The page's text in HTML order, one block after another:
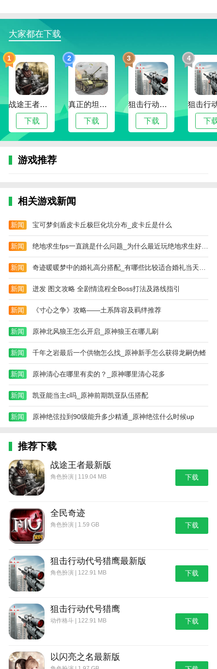
是因为相较于其他“睡眠管理”与“打卡”的工具，我们认
为睡眠是一场充满未知和好奇的旅行，你永远不知道第
2、早睡是用户规律作息培养辅助软件。软件有着
每日早睡辅助，帮助用户告别熬夜的坏习惯，每天规律
睡眠。有需要的用户欢迎下载使用
更新日志
最新版本：v1.6.9 更新时间：2024-08-18
专注支持独立设置永不放弃
专注支持独立设置严格模式
番茄锁机支持独立设置严格模式
番茄锁机支持独立白名单
修复白名单添加bug
修复隐藏图标功能无效问题
大家都在下载
1
战途王者最新版
下载
2
真正的坦克大战
下载
3
狙击行动代号猎鹰最新版
下载
4
下
游戏推荐
相关游戏新闻
新闻 宝可梦剑盾皮卡丘极巨化坑分布_皮卡丘是什么
新闻 绝地求生fps一直跳是什么问题_为什么最近玩绝地求生好卡怎么设置都卡
新闻 奇迹暖暖梦中的婚礼高分搭配_有哪些比较适合婚礼当天播放的情歌
新闻 迸发 图文攻略 全剧情流程全Boss打法及路线指引
新闻 《寸心之争》攻略——土系阵容及羁绊推荐
新闻 原神北风狼王怎么开启_原神狼王在哪儿刷
新闻 千年之岩最后一个供物怎么找_原神新手怎么获得龙嗣伪鳍
新闻 原神清心在哪里有卖的？_原神哪里清心花多
新闻 凯亚能当主c吗_原神前期凯亚队伍搭配
新闻 原神绝弦拉到90级能升多少精通_原神绝弦什么时候up
推荐下载
战途王者最新版
角色扮演 | 119.04 MB 下载
全民奇迹
角色扮演 | 1.59 GB 下载
狙击行动代号猎鹰最新版
角色扮演 | 122.91 MB 下载
狙击行动代号猎鹰
动作格斗 | 122.91 MB 下载
以闪亮之名最新版